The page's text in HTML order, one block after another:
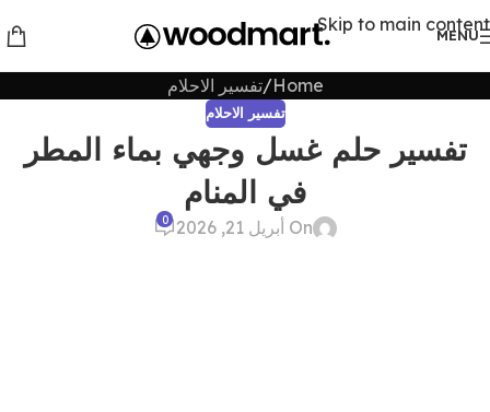
Skip to main content
MENU
Home تفسير الاحلام
تفسير الاحلام
تفسير حلم غسل وجهي بماء المطر
في المنام
On أبريل 21, 2026 0